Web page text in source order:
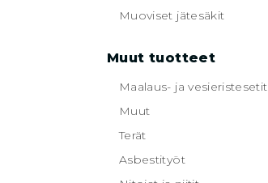
Muoviset jätesäkit
Muut tuotteet
Maalaus- ja vesieristesetit
Muut
Terät
Asbestityöt